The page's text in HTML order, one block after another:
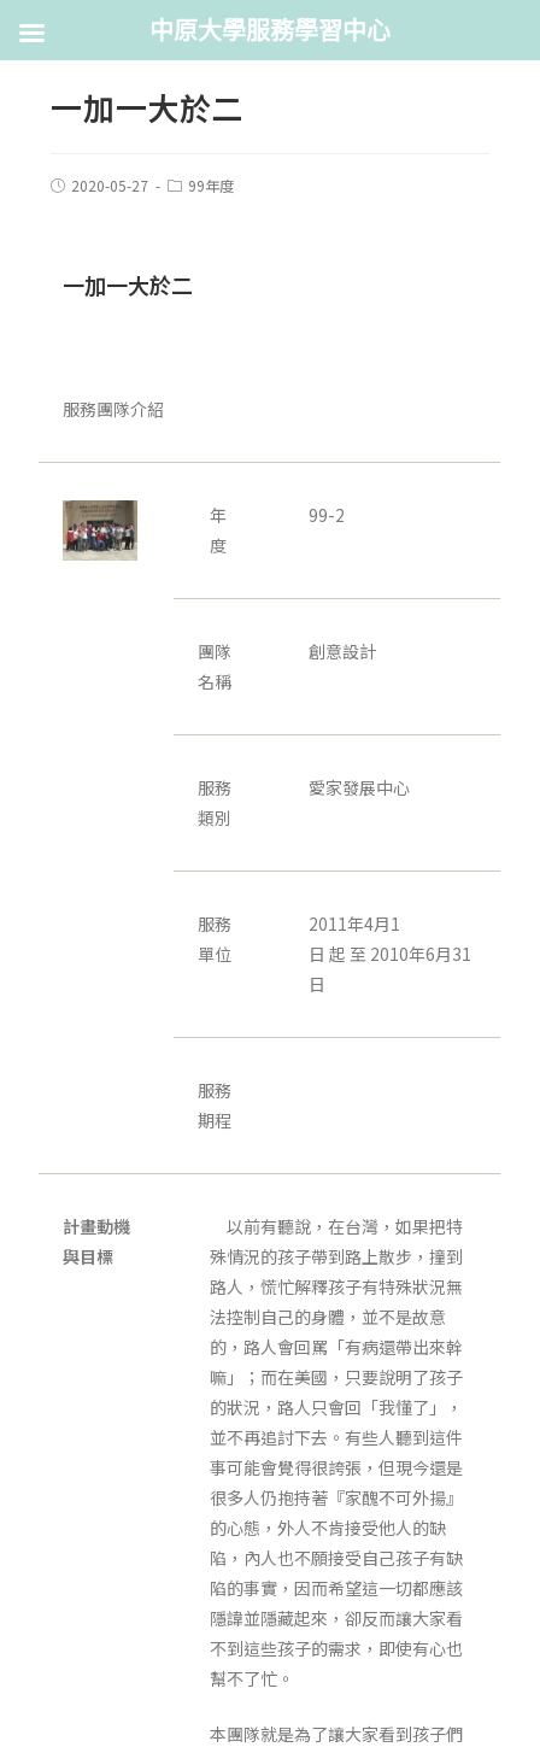
一加一大於二
2020-05-27 99年度
一加一大於二
服務團隊介紹
年
度
99-2
團隊
名稱
創意設計
服務
類別
愛家發展中心
服務
單位
2011年4月1
日 起 至 2010年6月31
日
服務
期程
計畫動機
與目標
以前有聽說，在台灣，如果把特
殊情況的孩子帶到路上散步，撞到
路人，慌忙解釋孩子有特殊狀況無
法控制自己的身體，並不是故意
的，路人會回罵「有病還帶出來幹
嘛」；而在美國，只要說明了孩子
的狀況，路人只會回「我懂了」，
並不再追討下去。有些人聽到這件
事可能會覺得很誇張，但現今還是
很多人仍抱持著『家醜不可外揚』
的心態，外人不肯接受他人的缺
陷，內人也不願接受自己孩子有缺
陷的事實，因而希望這一切都應該
隱諱並隱藏起來，卻反而讓大家看
不到這些孩子的需求，即使有心也
幫不了忙。
本團隊就是為了讓大家看到孩子們
中原大學服務學習中心